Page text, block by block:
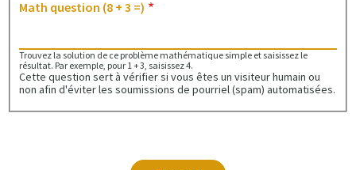
Math question (8 + 3 =)
Trouvez la solution de ce problème mathématique simple et saisissez le
résultat. Par exemple, pour 1 + 3, saisissez 4.
Cette question sert à vérifier si vous êtes un visiteur humain ou
non afin d'éviter les soumissions de pourriel (spam) automatisées.